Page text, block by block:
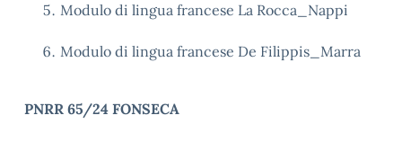
Modulo di lingua francese La Rocca_Nappi
Modulo di lingua francese De Filippis_Marra
PNRR 65/24 FONSECA